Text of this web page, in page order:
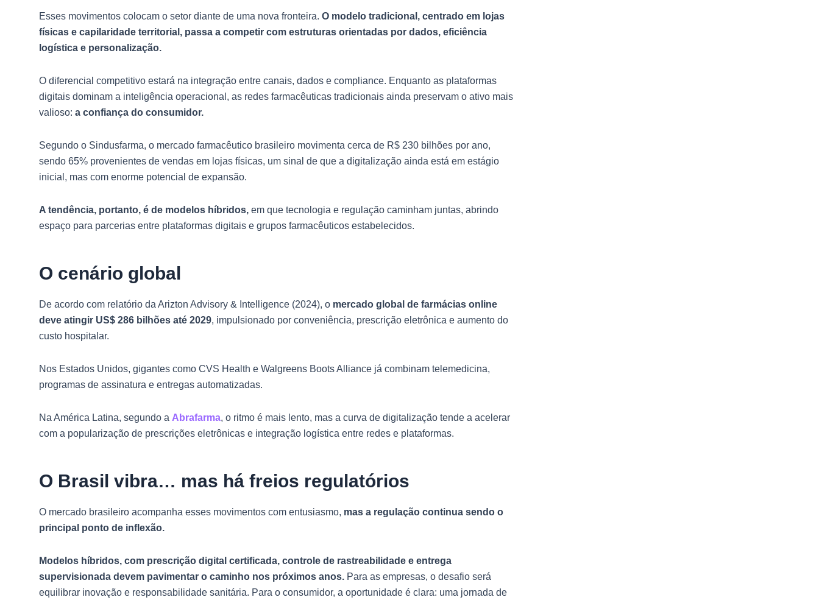
Esses movimentos colocam o setor diante de uma nova fronteira. O modelo tradicional, centrado em lojas
físicas e capilaridade territorial, passa a competir com estruturas orientadas por dados, eficiência
logística e personalização.
O diferencial competitivo estará na integração entre canais, dados e compliance. Enquanto as plataformas
digitais dominam a inteligência operacional, as redes farmacêuticas tradicionais ainda preservam o ativo mais
valioso: a confiança do consumidor.
Segundo o Sindusfarma, o mercado farmacêutico brasileiro movimenta cerca de R$ 230 bilhões por ano,
sendo 65% provenientes de vendas em lojas físicas, um sinal de que a digitalização ainda está em estágio
inicial, mas com enorme potencial de expansão.
A tendência, portanto, é de modelos híbridos, em que tecnologia e regulação caminham juntas, abrindo
espaço para parcerias entre plataformas digitais e grupos farmacêuticos estabelecidos.
O cenário global
De acordo com relatório da Arizton Advisory & Intelligence (2024), o mercado global de farmácias online
deve atingir US$ 286 bilhões até 2029, impulsionado por conveniência, prescrição eletrônica e aumento do
custo hospitalar.
Nos Estados Unidos, gigantes como CVS Health e Walgreens Boots Alliance já combinam telemedicina,
programas de assinatura e entregas automatizadas.
Na América Latina, segundo a Abrafarma, o ritmo é mais lento, mas a curva de digitalização tende a acelerar
com a popularização de prescrições eletrônicas e integração logística entre redes e plataformas.
O Brasil vibra… mas há freios regulatórios
O mercado brasileiro acompanha esses movimentos com entusiasmo, mas a regulação continua sendo o
principal ponto de inflexão.
Modelos híbridos, com prescrição digital certificada, controle de rastreabilidade e entrega
supervisionada devem pavimentar o caminho nos próximos anos. Para as empresas, o desafio será
equilibrar inovação e responsabilidade sanitária. Para o consumidor, a oportunidade é clara: uma jornada de